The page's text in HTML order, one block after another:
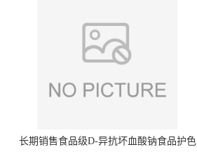
长期销售食品级D-异抗坏血酸钠食品护色